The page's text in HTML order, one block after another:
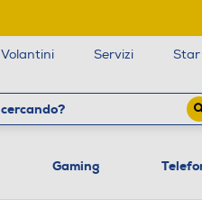
Volantini Servizi Star
Gaming